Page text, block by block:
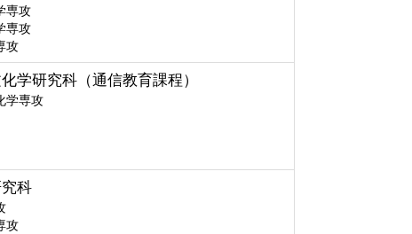
専攻
専攻
攻
学研究科（通信教育課程）
学専攻
科
攻